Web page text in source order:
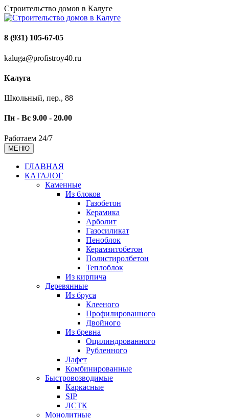
Строительство домов в Калуге
8 (931) 105-67-05
kaluga@profistroy40.ru
Калуга
Школьный, пер., 88
Пн - Вс 9.00 - 20.00
Работаем 24/7
МЕНЮ
ГЛАВНАЯ
КАТАЛОГ
Каменные
Из блоков
Газобетон
Керамика
Арболит
Газосиликат
Пеноблок
Керамзитобетон
Полистиролбетон
Теплоблок
Из кирпича
Деревянные
Из бруса
Клееного
Профилированного
Двойного
Из бревна
Оцилиндрованного
Рубленного
Лафет
Комбинированные
Быстровозводимые
Каркасные
SIP
ЛСТК
Монолитные